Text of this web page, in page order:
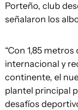
Porteño, club
señalaron los
“Con 1,85
internacional y
continente, el
plantel principal
desafíos